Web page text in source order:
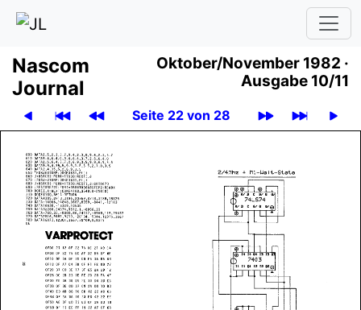
Nascom
Journal
Oktober/November 1982 ·
Ausgabe 10/11
Seite 22 von 28